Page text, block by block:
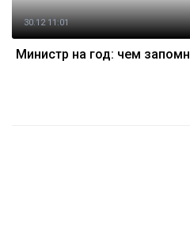
30.12 11:01
Министр на год: чем